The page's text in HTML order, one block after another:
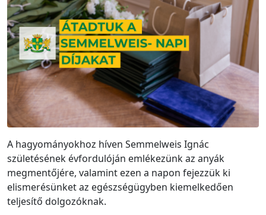
A hagyományokhoz híven Semmelweis Ignác
születésének évfordulóján emlékezünk az anyák
megmentőjére, valamint ezen a napon fejezzük ki
elismerésünket az egészségügyben kiemelkedően
teljesítő dolgozóknak.